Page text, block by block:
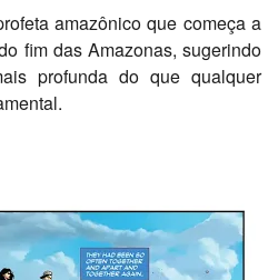
amazônico que começa a
fim das Amazonas, sugerindo
profunda do que qualquer